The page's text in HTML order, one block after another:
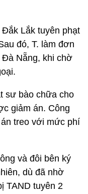
Đắk Lắk tuyên phạt
đó, T. làm đơn
Đà Nẵng, khi chờ
sư bào chữa cho
giảm án. Công
treo với mức phí
và đôi bên ký
dù đã nhờ
TAND tuyên 2